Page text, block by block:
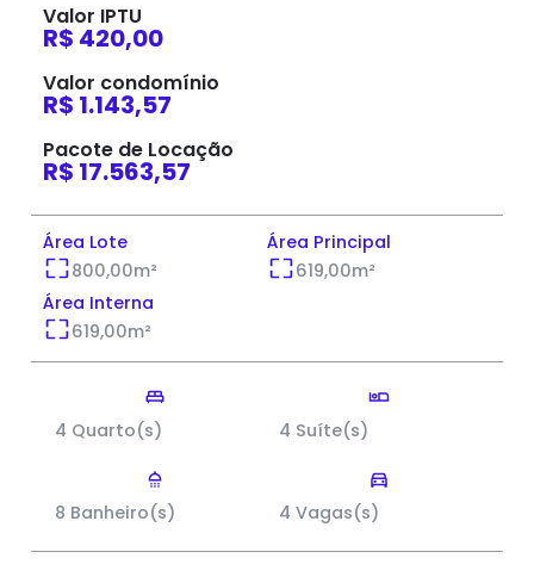
Valor IPTU
R$ 420,00
Valor condomínio
R$ 1.143,57
Pacote de Locação
R$ 17.563,57
Área Lote
800,00m²
Área Principal
619,00m²
Área Interna
619,00m²
4 Quarto(s) 4 Suíte(s)
8 Banheiro(s) 4 Vagas(s)